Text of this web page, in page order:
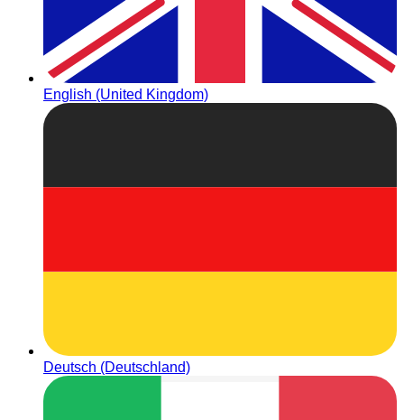
English (United Kingdom)
Deutsch (Deutschland)